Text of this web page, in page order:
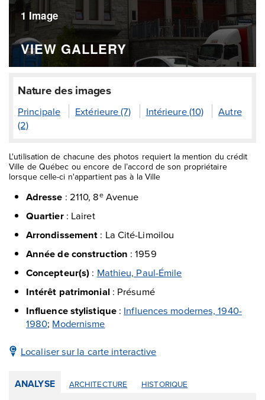
1 Image
VIEW GALLERY
Nature des images
Principale Extérieure (7) Intérieure (10)
Autre
(2)
L'utilisation de chacune des photos requiert la mention du crédit
Ville de Québec ou encore de l’accord de son propriétaire
lorsque celle-ci n'appartient pas à la Ville
Adresse : 2110, 8eAvenue
Quartier: Lairet
Arrondissement : La Cité-Limoilou
Année de construction :1959
Concepteur(s) : Mathieu, Paul-Émile
Intérêt patrimonial: Présumé
Influence stylistique: Influences modernes, 1940-
1980; Modernisme
Localiser sur la carte interactive
ANALYSE ARCHITECTURE HISTORIQUE